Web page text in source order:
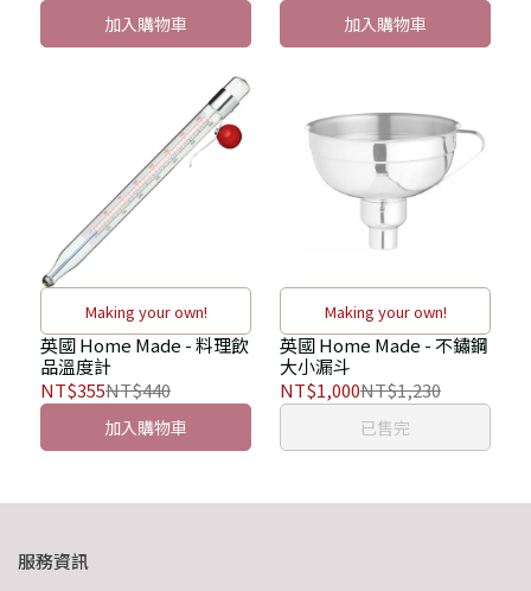
加入購物車 加入購物車
Making your own!
英國 Home Made - 料理飲
品溫度計
NT$355NT$440
加入購物車
Making your own!
英國 Home Made - 不鏽鋼
大小漏斗
NT$1,000NT$1,230
已售完
服務資訊